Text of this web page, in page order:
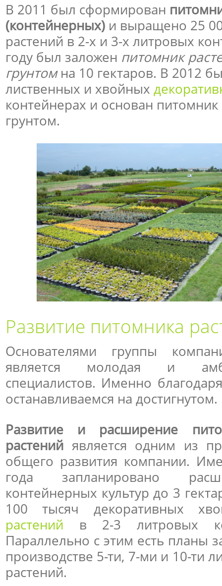
В 2011 был сформирован
(контейнерных) и выращено 25
растений в 2-х и 3-х литровых
году был заложен питомник
грунтомна 10 гектаров. В 2012
лиственных и хвойных
контейнерах и основан
грунтом.
Развитие питомника
Основателями группы
является молодая и
специалистов. Именно
останавливаемся на достигнутом.
Развитие и расширение
растений является одним из
общего развития компании.
года запланировано
контейнерных культур до 3
100 тысяч декоративных
растений в 2-3 литровых
Параллельно с этим есть планы
производстве 5-ти, 7-ми и 10-ти
растений.